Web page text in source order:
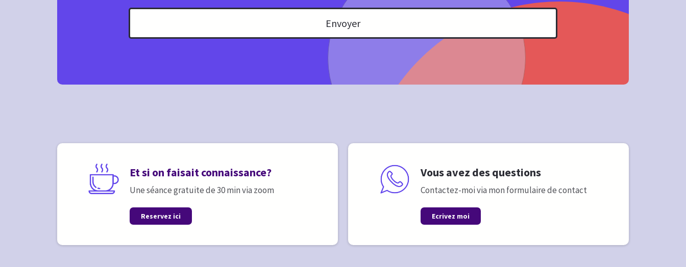
Envoyer
Et si on faisait connaissance?
Une séance gratuite de 30 min via zoom
Reservez ici
Vous avez des questions
Contactez-moi via mon formulaire de contact
Ecrivez moi